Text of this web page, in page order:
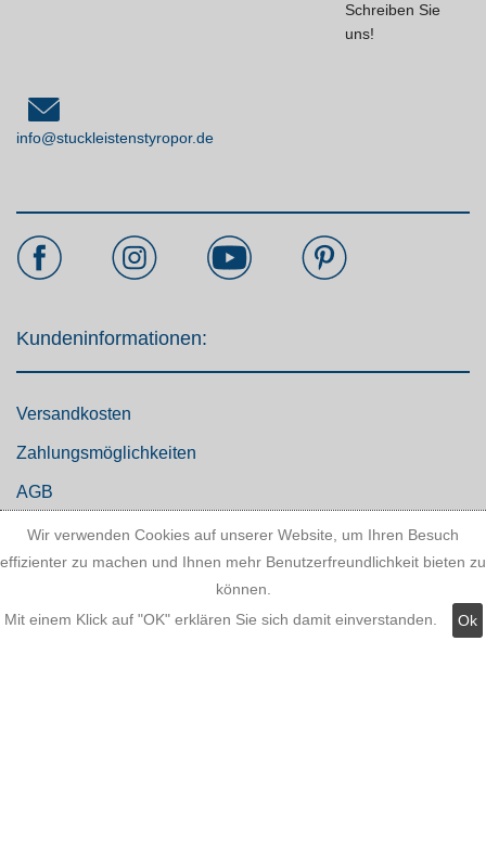
Schreiben Sie
uns!
info@stuckleistenstyropor.de
Kundeninformationen:
Versandkosten
Zahlungsmöglichkeiten
AGB
Widerrufsbelehrung
Hinweis zum Batteriegesetz
Wir verwenden Cookies auf unserer Website, um Ihren Besuch
effizienter zu machen und Ihnen mehr Benutzerfreundlichkeit bieten zu
können.
Mit einem Klick auf "OK" erklären Sie sich damit einverstanden.
Ok